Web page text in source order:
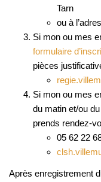
Tarn
ou à
Si mon ou mes
formulaire
pièces
Si mon ou mes
du matin et/ou
prends rendez-
05 62 22
Après enregistrement